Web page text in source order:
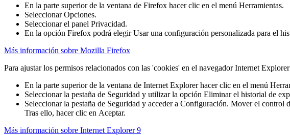
En la parte superior de la ventana de Firefox hacer clic en el menú Herramientas.
Seleccionar Opciones.
Seleccionar el panel Privacidad.
En la opción Firefox podrá elegir Usar una configuración personalizada para el
Más información sobre Mozilla Firefox
Para ajustar los permisos relacionados con las 'cookies' en el navegador Internet
En la parte superior de la ventana de Internet Explorer hacer clic en el menú
Seleccionar la pestaña de Seguridad y utilizar la opción Eliminar el historial de
Seleccionar la pestaña de Seguridad y acceder a Configuración. Mover el control
Tras ello, hacer clic en Aceptar.
Más información sobre Internet Explorer 9